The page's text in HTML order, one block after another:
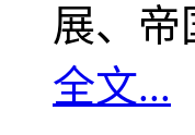
展、
全文...